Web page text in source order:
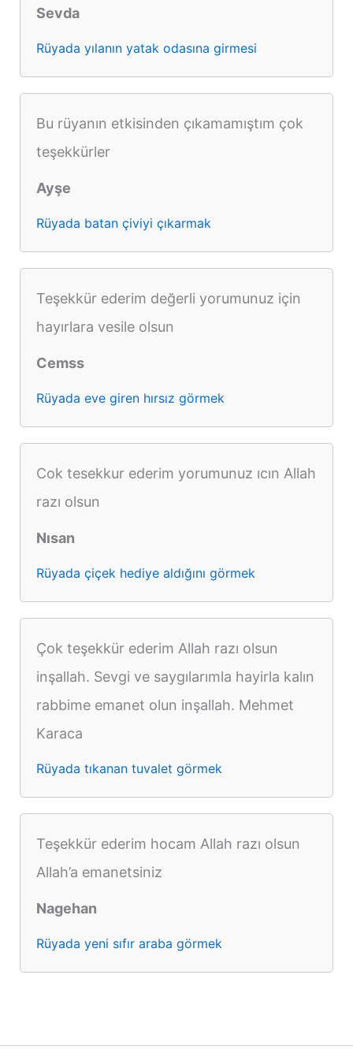
Sevda
Rüyada yılanın yatak odasına girmesi
Bu rüyanın etkisinden çıkamamıştım çok
teşekkürler
Ayşe
Rüyada batan çiviyi çıkarmak
Teşekkür ederim değerli yorumunuz için
hayırlara vesile olsun
Cemss
Rüyada eve giren hırsız görmek
Cok tesekkur ederim yorumunuz ıcın Allah
razı olsun
Nısan
Rüyada çiçek hediye aldığını görmek
Çok teşekkür ederim Allah razı olsun
inşallah. Sevgi ve saygılarımla hayirla kalın
rabbime emanet olun inşallah. Mehmet
Karaca
Rüyada tıkanan tuvalet görmek
Teşekkür ederim hocam Allah razı olsun
Allah’a emanetsiniz
Nagehan
Rüyada yeni sıfır araba görmek